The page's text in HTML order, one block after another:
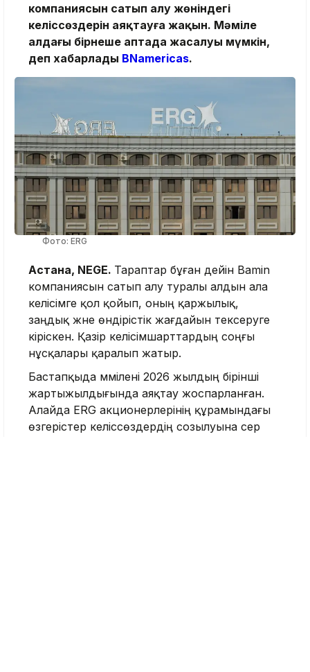
компаниясын сатып алу жөніндегі
келіссөздерін аяқтауға жақын. Мәміле
алдағы бірнеше аптада жасалуы мүмкін,
деп хабарлады BNamericas.
Фото: ERG
Астана, NEGE. Тараптар бұған дейін Bamin
компаниясын сатып алу туралы алдын ала
келісімге қол қойып, оның қаржылық,
заңдық және өндірістік жағдайын тексеруге
кіріскен. Қазір келісімшарттардың соңғы
нұсқалары қаралып жатыр.
Бастапқыда мәмілені 2026 жылдың бірінші
жартыжылдығында аяқтау жоспарланған.
Алайда ERG акционерлерінің құрамындағы
өзгерістер келіссөздердің созылуына әсер